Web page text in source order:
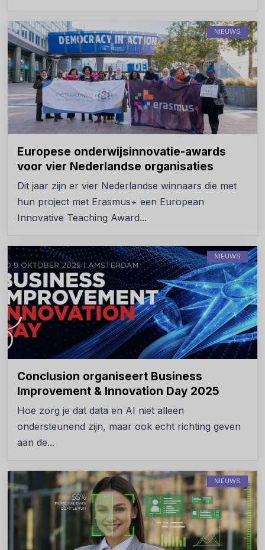
NIEUWS
Europese onderwijsinnovatie-awards
voor vier Nederlandse organisaties
Dit jaar zijn er vier Nederlandse winnaars die met
hun project met Erasmus+ een European
Innovative Teaching Award...
NIEUWS
Conclusion organiseert Business
Improvement & Innovation Day 2025
Hoe zorg je dat data en AI niet alleen
ondersteunend zijn, maar ook echt richting geven
aan de...
NIEUWS